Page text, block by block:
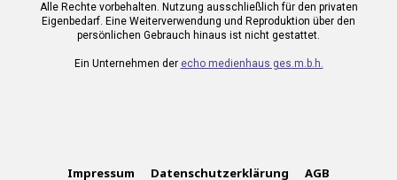
Alle Rechte vorbehalten. Nutzung ausschließlich für den privaten
Eigenbedarf. Eine Weiterverwendung und Reproduktion über den
persönlichen Gebrauch hinaus ist nicht gestattet.
Ein Unternehmen der echo medienhaus ges.m.b.h.
Impressum Datenschutzerklärung AGB